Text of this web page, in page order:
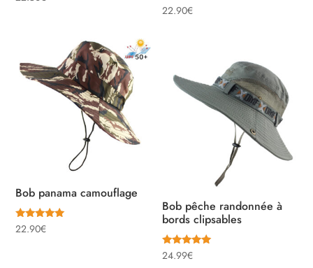
5.00
Note
5.00
22.90€
Bob panama camouflage
Note
5.00
22.90€
Bob pêche randonnée à
bords clipsables
Note
5.00
24.99€